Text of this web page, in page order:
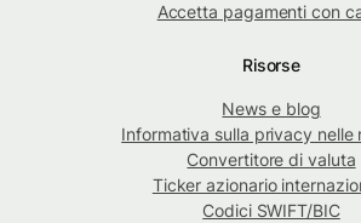
Accetta pagamenti con
Risorse
News e blog
Informativa sulla privacy nelle
Convertitore di valuta
Ticker azionario
Codici SWIFT/BIC